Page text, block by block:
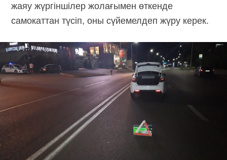
жаяу жүргіншілер жолағымен өткенде
самокаттан түсіп, оны сүйемелдеп жүру керек.